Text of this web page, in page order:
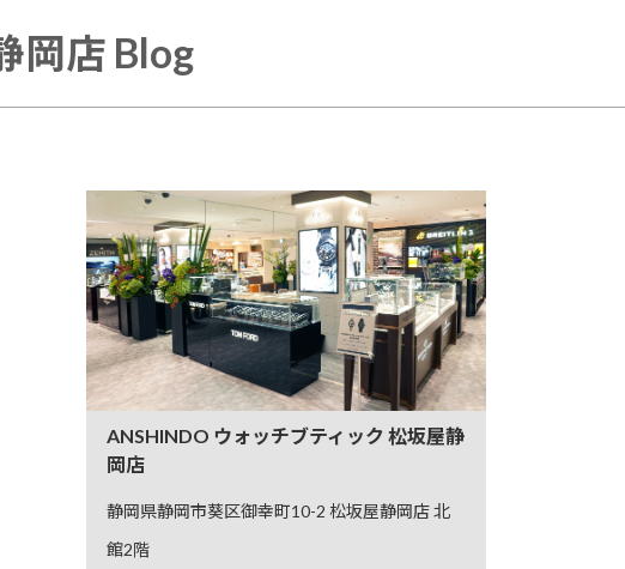
岡店 Blog
ANSHINDO ウォッチブティック 松坂屋静
岡店
静岡県静岡市葵区御幸町10-2 松坂屋静岡店 北
館2階